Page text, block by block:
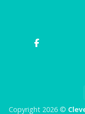
Copyright 2026 ©